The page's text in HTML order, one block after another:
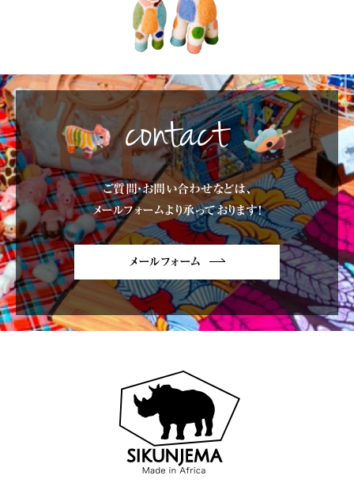
contact
ご質問・お問い合わせなどは、
メールフォームより承っております!
メールフォーム